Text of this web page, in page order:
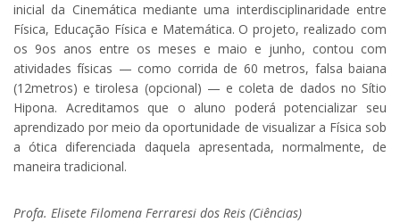
inicial da Cinemática mediante uma interdisciplinaridade entre
Física, Educação Física e Matemática. O projeto, realizado com
os 9os anos entre os meses e maio e junho, contou com
atividades físicas — como corrida de 60 metros, falsa baiana
(12metros) e tirolesa (opcional) — e coleta de dados no Sítio
Hipona. Acreditamos que o aluno poderá potencializar seu
aprendizado por meio da oportunidade de visualizar a Física sob
a ótica diferenciada daquela apresentada, normalmente, de
maneira tradicional.
Profa. Elisete Filomena Ferraresi dos Reis (Ciências)